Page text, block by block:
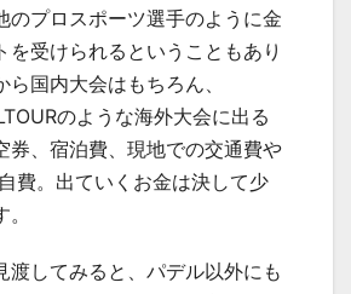
のプロスポーツ選手のように金
を受けられるということもあり
ら国内大会はもちろん、
のような海外大会に出る
券、宿泊費、現地での交通費や
費。出ていくお金は決して少
渡してみると、パデル以外にも